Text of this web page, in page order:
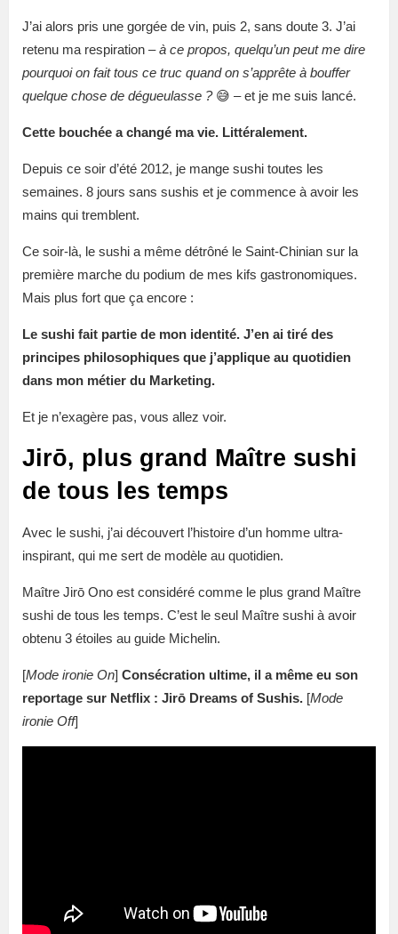
J’ai alors pris une gorgée de vin, puis 2, sans doute 3. J’ai
retenu ma respiration –à ce propos, quelqu’un peut me dire
pourquoi on fait tous ce truc quand on s’apprête à bouffer
quelque chose de dégueulasse ?😅 – et je me suis lancé.
Cette bouchée a changé ma vie. Littéralement.
Depuis ce soir d’été 2012, je mange sushi toutes les
semaines. 8 jours sans sushis et je commence à avoir les
mains qui tremblent.
Ce soir-là, le sushi a même détrôné le Saint-Chinian sur la
première marche du podium de mes kifs gastronomiques.
Mais plus fort que ça encore :
Le sushi fait partie de mon identité. J’en ai tiré des
principes philosophiques que j’applique au quotidien
dans mon métier du Marketing.
Et je n’exagère pas, vous allez voir.
Jirō, plus grand Maître sushi
de tous les temps
Avec le sushi, j’ai découvert l’histoire d’un homme ultra-
inspirant, qui me sert de modèle au quotidien.
Maître Jirō Ono est considéré comme le plus grand Maître
sushi de tous les temps. C’est le seul Maître sushi à avoir
obtenu 3 étoiles au guide Michelin.
[Mode ironie On] Consécration ultime, il a même eu son
reportage sur Netflix : Jirō Dreams of Sushis. [Mode
ironie Off]